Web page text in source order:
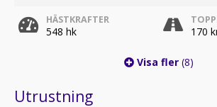
HÄSTKRAFTER
548 hk 170
Visa fler (8)
Utrustning